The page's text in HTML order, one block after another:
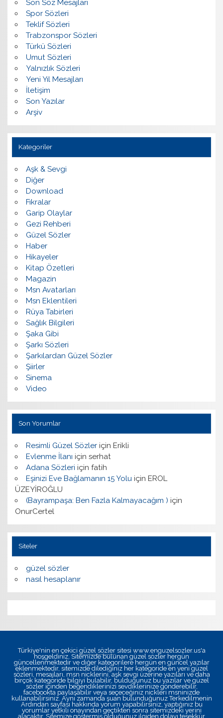
Son Söz Mesajları
Spor Sözleri
Teklif Sözleri
Trabzonspor Sözleri
Türkü Sözleri
Umut Sözleri
Yalnızlık Sözleri
Yeni Yıl Mesajları
İletişim
Son Yazılar
Arşiv
Kategoriler
Aşk & Sevgi
Diğer
Download
Fıkralar
Garip Olaylar
Gezi Rehberi
Güzel Sözler
Haber
Hikayeler
Kitap Özetleri
Magazin
Msn Avatarları
Msn Eklentileri
Rüya Tabirleri
Sağlık Bilgileri
Şaka Gibi
Şarkı Sözleri
Şarkılardan Güzel Sözler
Şiirler
Sinema
Video
Son Yorumlar
Resimli Güzel Sözleriçin Erikli
Evlenme İlanı için serhat
Adana Sözleri için fatih
Eşinizi Eve Bağlamanın 15 Yoluiçin EROL
ÜZEYİROĞLU
(Bayrampaşa: Ben Fazla Kalmayacağım ) için
OnurCertel
Siteler
güzel sözler
nasıl hesaplanır
Türkiye'nin en çekici güzel sözlersitesi www.enguzelsozler.us'a
hoşgeldiniz, Sitemizde bulunan güzel sözler hergün
güncellenmektedir ve diğer kategorilere hergün en güncel yazılar
eklenmektedir, sitemizde dilediğiniz her kategoride en yeni güzel
sözleri, mesajları, msn nicklerini, aşk sevgi üzerine yazıları ve daha
birçok kategoride bilgiyi bulabilir, bulduğunuz bu yazılar ve güzel
sözler içinden beğendiklerinizi sevdiklerinize gönderebilir,
facebookta paylaşabilir veya seçeceğiniz nickleri msninizde
kullanabilirsiniz. Aynı zamanda şuan bulunduğunuzTerkedilmenin
Ardından sayfası hakkında yorum yapabilirsiniz, yaptığınız bu
yorumlar yetkili onayından geçtikten sonra sitemizdeki yerini
alacaktır. Sitemize göstermiş olduğunuz ilgiden dolayı teşekkür